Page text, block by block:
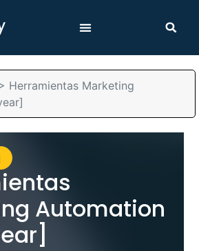
Herramientas Marketing
Automation